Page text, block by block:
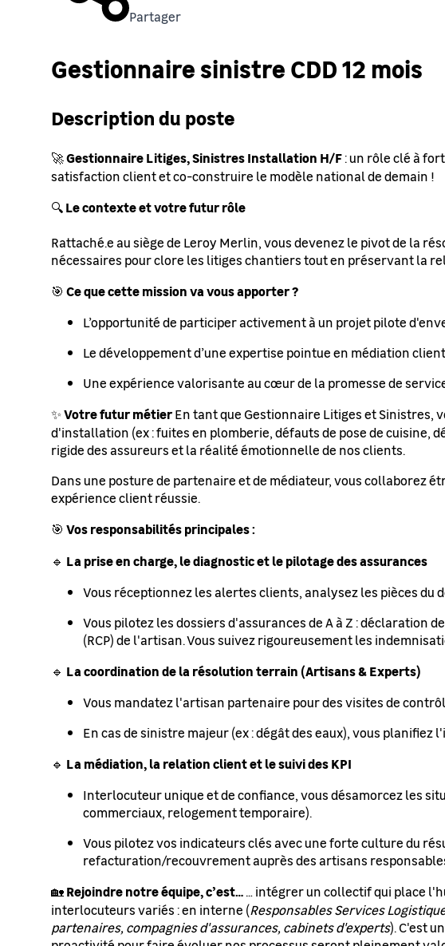
Partager
Gestionnaire sinistre CDD 12 mois
Description du poste
🚀Gestionnaire Litiges, Sinistres Installation H/F: un rôle clé à
satisfaction client et co-construire le modèle national de demain !
🔍Le contexte et votre futur rôle
Rattaché.e au siège de Leroy Merlin, vous devenez le pivot de la
nécessaires pour clore les litiges chantiers tout en préservant la
🎯 Ce que cette mission va vous apporter ?
L’opportunité de participer activement à un projet pilote
Le développement d’une expertise pointue en médiation
Une expérience valorisante au cœur de la promesse de
✨Votre futur métierEn tant que Gestionnaire Litiges et
d'installation (ex : fuites en plomberie, défauts de pose de cuisine,
rigide des assureurs et la réalité émotionnelle de nos clients.
Dans une posture de partenaire et de médiateur, vous collaborez
expérience client réussie.
🎯 Vos responsabilités principales :
🔹 La prise en charge, le diagnostic et le pilotage des assurances
Vous réceptionnez les alertes clients, analysez les pièces
Vous pilotez les dossiers d'assurances de A à Z :
(RCP) de l'artisan. Vous suivez rigoureusement les
🔹 La coordination de la résolution terrain (Artisans & Experts)
Vous mandatez l'artisan partenaire pour des visites de
En cas de sinistre majeur (ex : dégât des eaux), vous
🔹 La médiation, la relation client et le suivi des KPI
Interlocuteur unique et de confiance, vous désamorcez les
commerciaux, relogement temporaire).
Vous pilotez vos indicateurs clés avec une forte culture du
refacturation/recouvrement auprès des artisans
🏡Rejoindre notre équipe, c’est…… intégrer un collectif qui place
interlocuteurs variés : en interne (Responsables Services
partenaires, compagnies d'assurances, cabinets d'experts). C'est